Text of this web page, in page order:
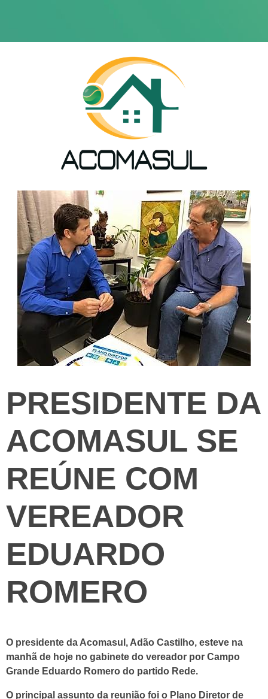
PRESIDENTE DA
ACOMASUL SE
REÚNE COM
VEREADOR
EDUARDO
ROMERO
O presidente da Acomasul, Adão Castilho, esteve na
manhã de hoje no gabinete do vereador por Campo
Grande Eduardo Romero do partido Rede.
O principal assunto da reunião foi o Plano Diretor de